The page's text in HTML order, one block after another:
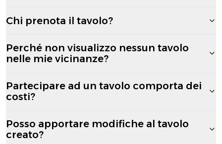
Chi prenota il tavolo?
Perché non visualizzo nessun tavolo
nelle mie vicinanze?
Partecipare ad un tavolo comporta dei
costi?
Posso apportare modifiche al tavolo
creato?